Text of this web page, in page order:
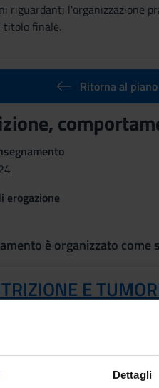
Dettagli
riguardanti
titolo finale.
Ritorna al
erogazione
è organizzato come
E
Milella